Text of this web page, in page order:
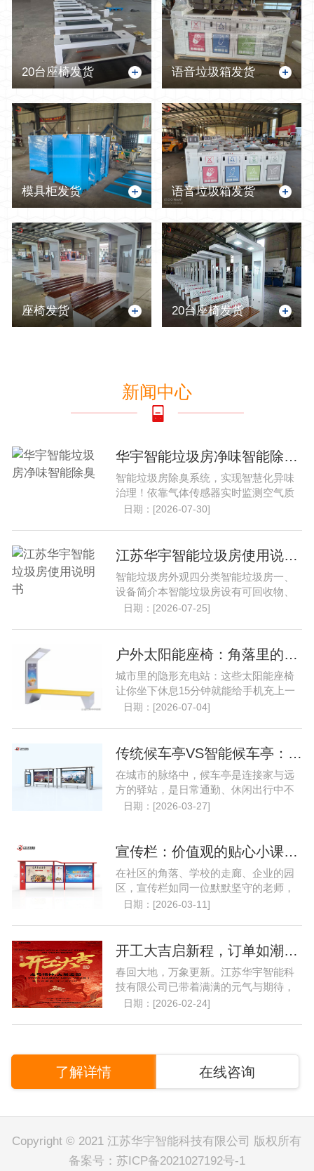
20台座椅发货 语音垃圾箱发货
模具柜发货 语音垃圾箱发货
座椅发货 20台座椅发货
新闻中心
华宇智能垃圾房净味智能除臭..
智能垃圾房除臭系统，实现智慧化异味
治理！依靠气体传感器实时监测空气质
量，自动启停净化设备。......
日期：[2026-07-30]
江苏华宇智能垃圾房使用说明书..
智能垃圾房外观四分类智能垃圾房一、
设备简介本智能垃圾房设有可回收物、
厨余垃圾、有害垃圾、其......
日期：[2026-07-25]
户外太阳能座椅：角落里的隐形充电站..
城市里的隐形充电站：这些太阳能座椅
让你坐下休息15分钟就能给手机充上一
半的电，阴雨天也能用，......
日期：[2026-07-04]
传统候车亭VS智能候车亭：谁更懂你的出行需求？..
在城市的脉络中，候车亭是连接家与远
方的驿站，是日常通勤、休闲出行中不
可或缺的节点。从遮风挡......
日期：[2026-03-27]
宣传栏：价值观的贴心小课堂..
在社区的角落、学校的走廊、企业的园
区，宣传栏如同一位默默坚守的老师，
以它独特的方式，成为了......
日期：[2026-03-11]
开工大吉启新程，订单如潮开门红..
春回大地，万象更新。江苏华宇智能科
技有限公司已带着满满的元气与期待，
重返熟悉的岗位，以崭新......
日期：[2026-02-24]
了解详情 在线咨询
Copyright © 2021 江苏华宇智能科技有限公司 版权所有
备案号： 苏ICP备2021027192号-1